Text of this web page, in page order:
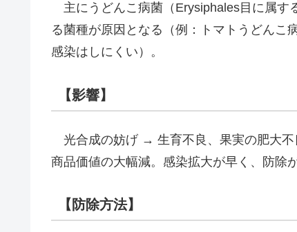
主にうどんこ病菌（Erysiphales目に属す
る菌種が原因となる（例：トマトうどんこ
感染はしにくい）。
【影響】
光合成の妨げ → 生育不良、果実の肥大
商品価値の大幅減。感染拡大が早く、防除
【防除方法】